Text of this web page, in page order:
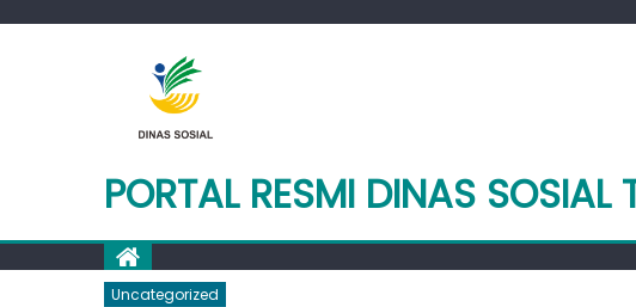
PORTAL RESMI DINAS SOSIAL
Uncategorized